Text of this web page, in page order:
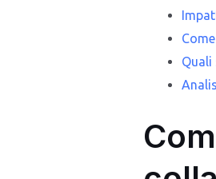
Quali